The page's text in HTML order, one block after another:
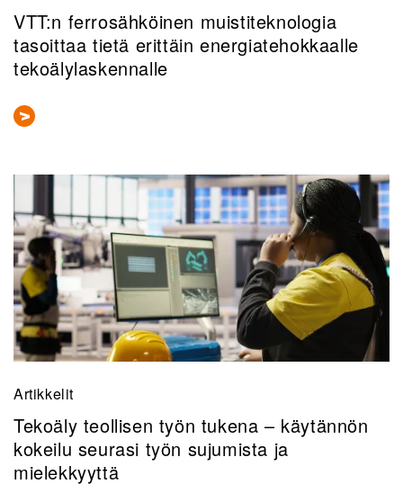
VTT:n ferrosähköinen muistiteknologia
tasoittaa tietä erittäin energiatehokkaalle
tekoälylaskennalle
Artikkelit
Tekoäly teollisen työn tukena – käytännön
kokeilu seurasi työn sujumista ja
mielekkyyttä